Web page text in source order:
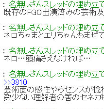
：名無しさんスレッドの埋め立
既存のFGO出演済みの芸術及
：名無しさんスレッドの埋め立
ネロちゃまとエリちゃんもまぜ
：名無しさんスレッドの埋め立
ネロ…頭痛さえなければ…
：名無しさんスレッドの埋め立
>>3810
芸術面の感性やらセンスが捻
数少ない理解者の筈のセネカ